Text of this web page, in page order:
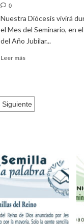
0
Nuestra Diócesis vivirá
el Mes del Seminario, en
del Año Jubilar...
Leer másLeer
del
mes
diócesis
Siguiente